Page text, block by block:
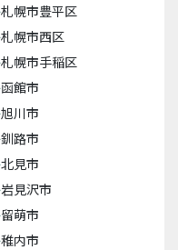
札幌市豊平区
札幌市西区
札幌市手稲区
函館市
旭川市
釧路市
北見市
岩見沢市
留萌市
稚内市